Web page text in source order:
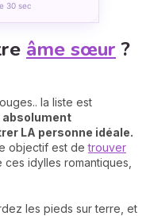
30 sec
âme sœur ?
la liste est
absolument
LA personne idéale.
objectif est detrouver
idylles romantiques,
les pieds sur terre, et